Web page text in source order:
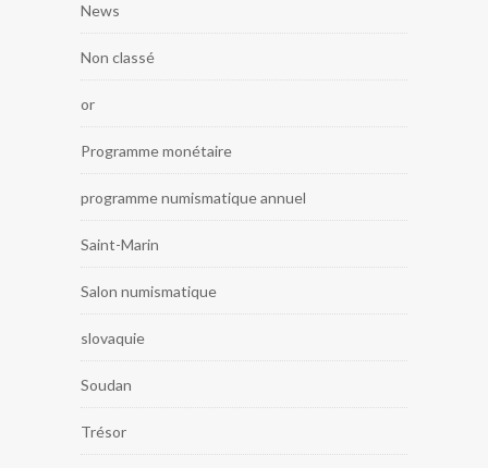
News
Non classé
or
Programme monétaire
programme numismatique annuel
Saint-Marin
Salon numismatique
slovaquie
Soudan
Trésor